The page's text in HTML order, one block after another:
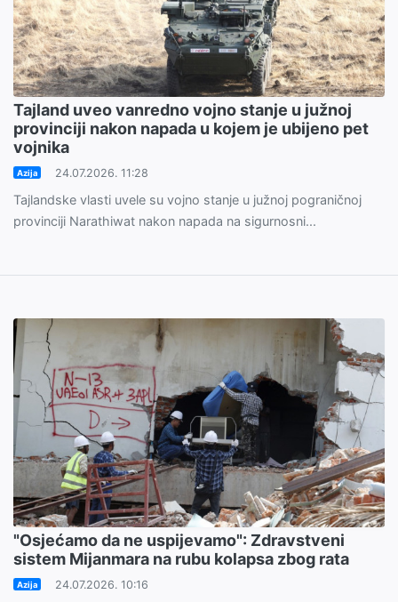
Tajland uveo vanredno vojno stanje u južnoj
provinciji nakon napada u kojem je ubijeno pet
vojnika
Azija 24.07.2026. 11:28
Tajlandske vlasti uvele su vojno stanje u južnoj pograničnoj
provinciji Narathiwat nakon napada na sigurnosni...
"Osjećamo da ne uspijevamo": Zdravstveni
sistem Mijanmara na rubu kolapsa zbog rata
Azija 24.07.2026. 10:16